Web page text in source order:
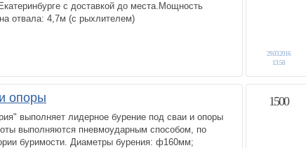
с доставкой до места.Мощность
отвала: 4,7м (с рыхлителем)
29.03.2016
13:58
опоры
выполняет лидерное бурение под сваи и опоры
выполняются пневмоударным способом, по
буримости. Диаметры бурения: ф160мм;
1500